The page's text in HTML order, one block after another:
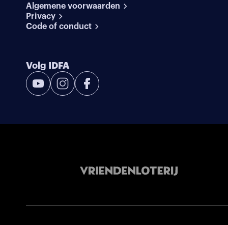
Algemene voorwaarden
Privacy
Code of conduct
Volg IDFA